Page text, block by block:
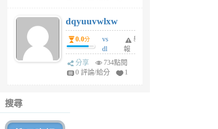
6
個
月
前
dqyuuvwlxw
0.0分
vs
dl
sq
fy
舉
報
分享
734點閱
0 評論/給分
1
搜尋